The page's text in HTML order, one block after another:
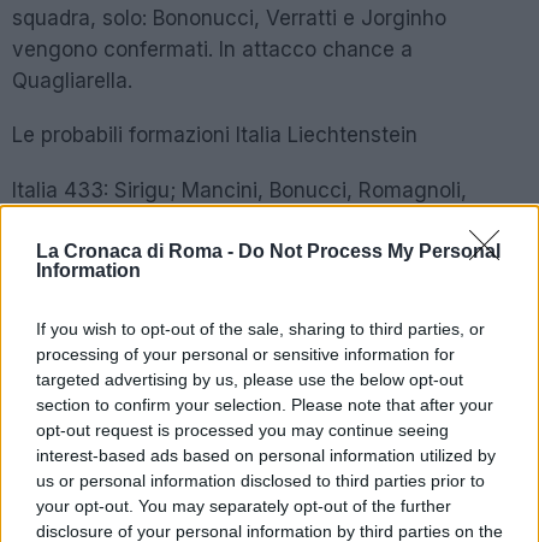
La Cronaca di Roma - Do Not Process My Personal
Information
If you wish to opt-out of the sale, sharing to third parties, or
processing of your personal or sensitive information for
targeted advertising by us, please use the below opt-out
section to confirm your selection. Please note that after your
opt-out request is processed you may continue seeing
interest-based ads based on personal information utilized by
us or personal information disclosed to third parties prior to
your opt-out. You may separately opt-out of the further
disclosure of your personal information by third parties on the
squadra, solo: Bononucci, Verratti e Jorginho
vengono confermati. In attacco chance a
Quagliarella.
Le probabili formazioni Italia Liechtenstein
Italia 433: Sirigu; Mancini, Bonucci, Romagnoli,
Quagliarella, Kean. All. Mancini
POTREBBE INTERESSARTI
Coronavirus Von der Leyen gela
l’Italia: “No ai coronabond, ha
ragione Merkel”
6 anni fa
“Tutta Italia zona rossa a Pasqua
e Pasquetta”